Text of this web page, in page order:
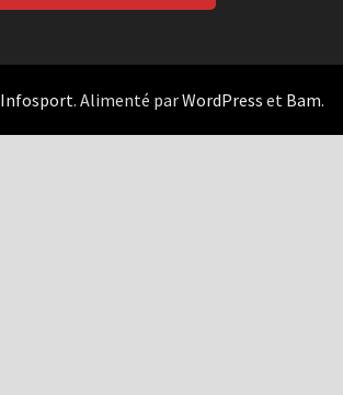
Infosport. Alimenté parWordPress et Bam.